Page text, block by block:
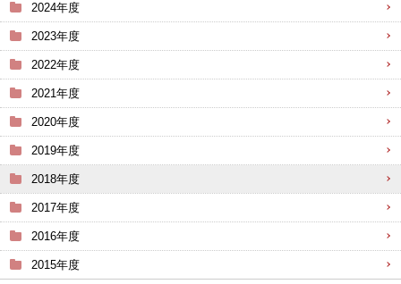
2024年度
2023年度
2022年度
2021年度
2020年度
2019年度
2018年度
2017年度
2016年度
2015年度